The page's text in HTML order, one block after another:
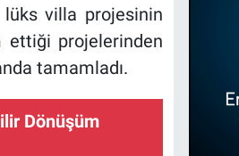
lüks villa projesinin
ettiği projelerinden
tamamladı.
Dönüşüm